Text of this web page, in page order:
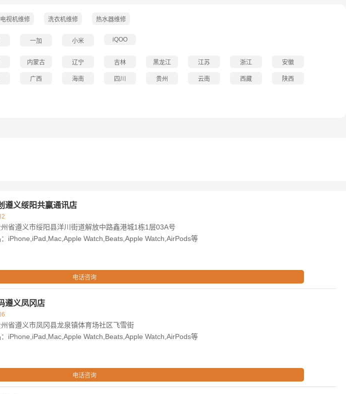
电视机维修 洗衣机维修 热水器维修
一加 小米 iQOO
内蒙古 辽宁 吉林 黑龙江 江苏 浙江 安徽
广西 海南 四川 贵州 云南 西藏 陕西
遵义绥阳共赢通讯店
省遵义市绥阳县洋川街道解放中路鑫港城1栋1层03A号
iPhone,iPad,Mac,Apple Watch,Beats,Apple Watch,AirPods等
电话咨询
遵义凤冈店
省遵义市凤冈县龙泉镇体育场社区飞雪街
iPhone,iPad,Mac,Apple Watch,Beats,Apple Watch,AirPods等
电话咨询